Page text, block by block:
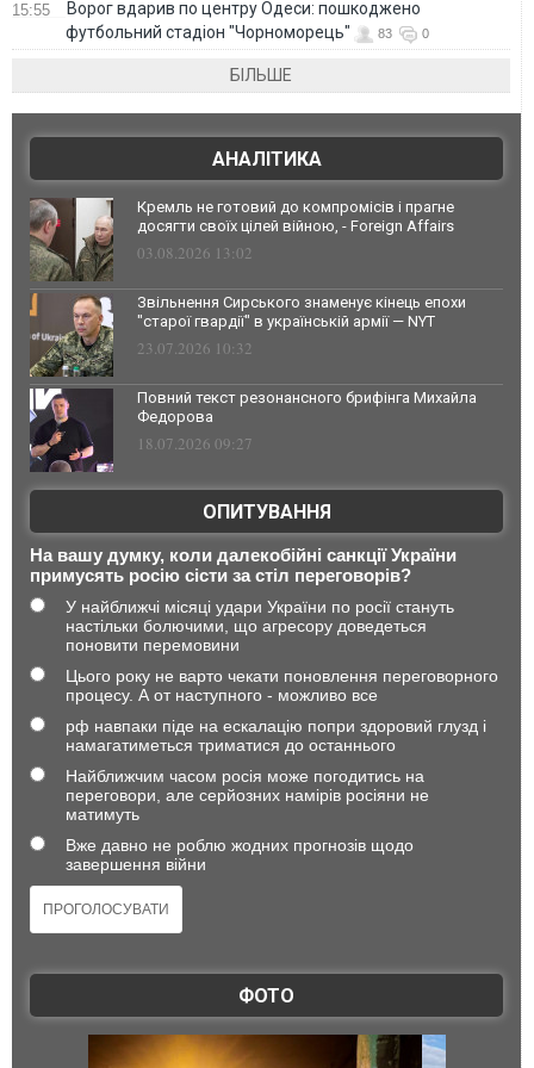
15:55
Ворог вдарив по центру Одеси: пошкоджено
футбольний стадіон "Чорноморець"
83 0
БІЛЬШЕ
АНАЛІТИКА
Кремль не готовий до компромісів і прагне
досягти своїх цілей війною, - Foreign Affairs
03.08.2026 13:02
Звільнення Сирського знаменує кінець епохи
"старої гвардії" в українській армії — NYT
23.07.2026 10:32
Повний текст резонансного брифінга Михайла
Федорова
18.07.2026 09:27
ОПИТУВАННЯ
На вашу думку, коли далекобійні санкції України
примусять росію сісти за стіл переговорів?
У найближчі місяці удари України по росії стануть
настільки болючими, що агресору доведеться
поновити перемовини
Цього року не варто чекати поновлення переговорного
процесу. А от наступного - можливо все
рф навпаки піде на ескалацію попри здоровий глузд і
намагатиметься триматися до останнього
Найближчим часом росія може погодитись на
переговори, але серйозних намірів росіяни не
матимуть
Вже давно не роблю жодних прогнозів щодо
завершення війни
ФОТО